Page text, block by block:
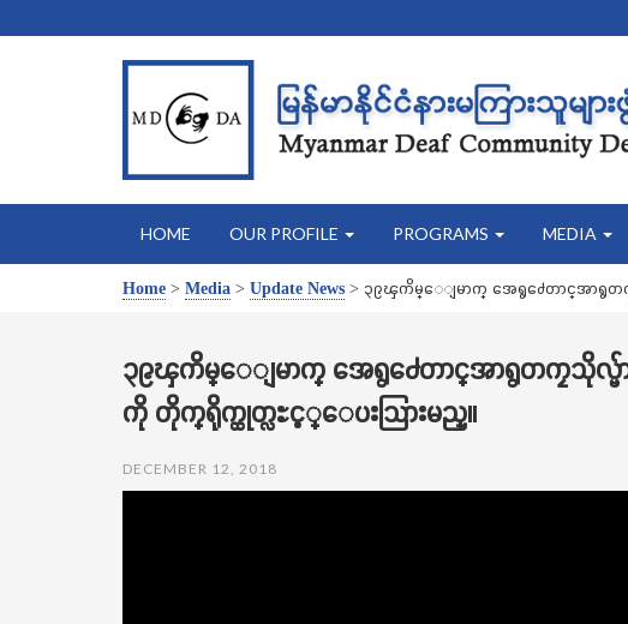
HOME OUR PROFILE PROGRAMS MEDIA
Home > Media > Update News > ၃၉ၾကိမ္ေျမာက္ အေရွ႕ေတာင္အာရွတကၠသို
၃၉ၾကိမ္ေျမာက္ အေရွ႕ေတာင္အာရွတကၠသိုလ္မ်ား
ကို တိုက္ရိုက္ထုတ္လႊင့္ေပးသြားမည္။
DECEMBER 12, 2018